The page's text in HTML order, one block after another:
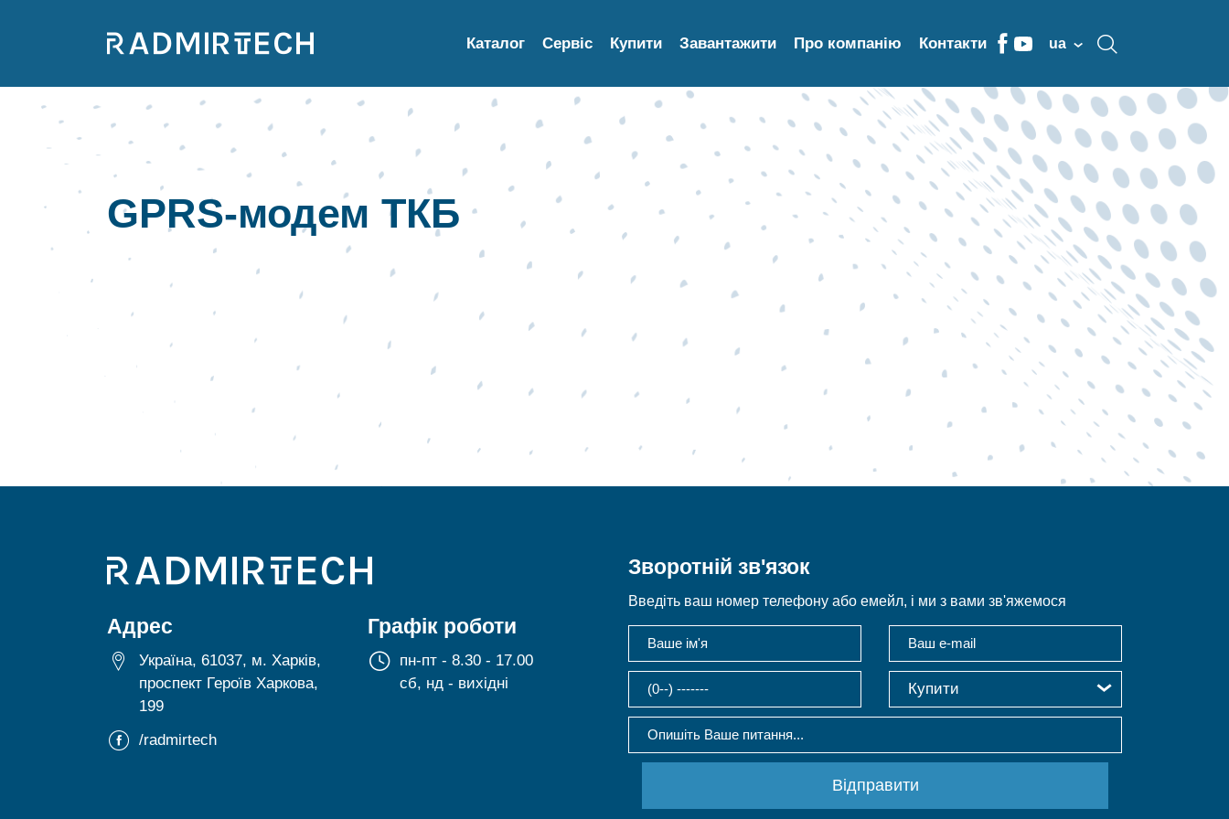
Каталог Сервіс Купити Завантажити Про компанію Контакти ua
GPRS-модем ТКБ
Адрес
Україна, 61037, м. Харків,
проспект Героїв Харкова,
199
/radmirtech
Графік роботи
пн-пт - 8.30 - 17.00
сб, нд - вихідні
Зворотній зв'язок
Введіть ваш номер телефону або емейл, і ми з вами зв'яжемося
Купити